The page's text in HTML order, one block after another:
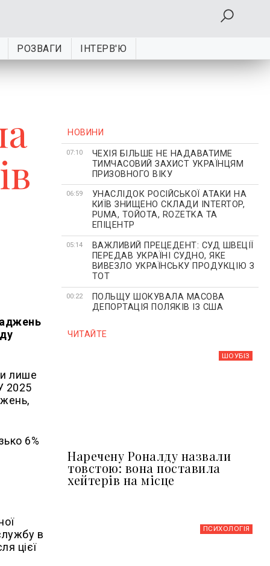
РОЗВАГИ ІНТЕРВ'Ю
лише
2025
6%
в
цієї
НОВИНИ
07:10
ЧЕХІЯ БІЛЬШЕ НЕ НАДАВАТИМЕ
ТИМЧАСОВИЙ ЗАХИСТ УКРАЇНЦЯМ
ПРИЗОВНОГО ВІКУ
06:59
УНАСЛІДОК РОСІЙСЬКОЇ АТАКИ НА
КИЇВ ЗНИЩЕНО СКЛАДИ INTERTOP,
PUMA, ТОЙОТА, ROZETKA ТА
ЕПІЦЕНТР
05:14
ВАЖЛИВИЙ ПРЕЦЕДЕНТ: СУД ШВЕЦІЇ
ПЕРЕДАВ УКРАЇНІ СУДНО, ЯКЕ
ВИВЕЗЛО УКРАЇНСЬКУ ПРОДУКЦІЮ З
ТОТ
00:22
ПОЛЬЩУ ШОКУВАЛА МАСОВА
ДЕПОРТАЦІЯ ПОЛЯКІВ ІЗ США
ЧИТАЙТЕ
ШОУБIЗ
Наречену Роналду назвали
товстою: вона поставила
хейтерів на місце
ПСИХОЛОГІЯ